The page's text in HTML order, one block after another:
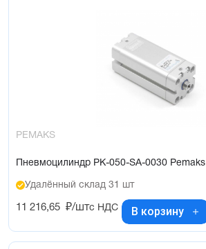
PEMAKS
Пневмоцилиндр PK-050-SA-0030 Pemaks
Удалённый склад 31 шт
11 216,65 ₽/штс НДС В корзину